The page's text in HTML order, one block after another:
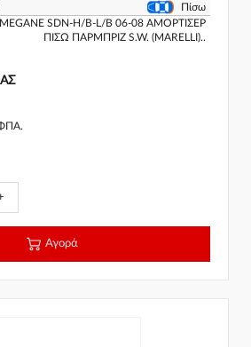
Πίσω
MEGANE SDN-H/B-L/B 06-08 ΑΜΟΡΤΙΣΕΡ
ΠΙΣΩ ΠΑΡΜΠΡΙΖ S.W. (MARELLI)..
ΦΠΑ.
Αγορά